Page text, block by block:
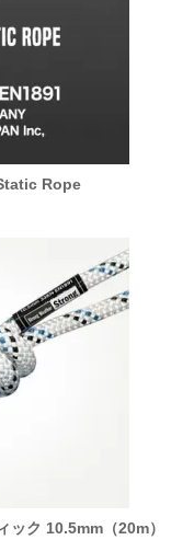
Rope
ク 10.5mm（20m）